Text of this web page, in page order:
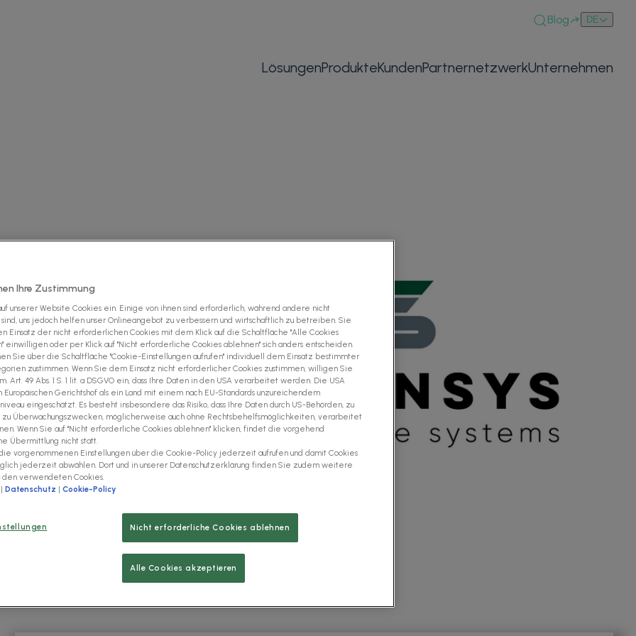
Blog DE
LösungenProdukteKundenPartnernetzwerkUnternehmen
zukunftssicher zu
Zone. Die Lösung
und sorgt für
Lieferkette.
für
das aus einem
ist, beschäftigt weltweit
in Europa,
Ihre Zustimmung
unserer Website Cookies ein. Einige von ihnen sind erforderlich, während andere nicht
uns jedoch helfen unser Onlineangebot zu verbessern und wirtschaftlich zu betreiben. Sie
Einsatz der nicht erforderlichen Cookies mit dem Klick auf die Schaltfläche "Alle Cookies
einwilligen oder per Klick auf "Nicht erforderliche Cookies ablehnen" sich anders entscheiden.
Sie über die Schaltfläche "Cookie-Einstellungen aufrufen" individuell dem Einsatz bestimmter
zustimmen. Wenn Sie dem Einsatz nicht erforderlicher Cookies zustimmen, willigen Sie
Art. 49 Abs. 1 S. 1 lit. a DSGVO ein, dass Ihre Daten in den USA verarbeitet werden. Die USA
Gerichtshof als ein Land mit einem nach EU-Standards unzureichendem
eingeschätzt. Es besteht insbesondere das Risiko, dass Ihre Daten durch US-Behörden, zu
zu Überwachungszwecken, möglicherweise auch ohne Rechtsbehelfsmöglichkeiten, verarbeitet
Wenn Sie auf "Nicht erforderliche Cookies ablehnen" klicken, findet die vorgehend
Übermittlung nicht statt.
vorgenommenen Einstellungen über die Cookie-Policy jederzeit aufrufen und damit Cookies
jederzeit abwählen. Dort und in unserer Datenschutzerklärung finden Sie zudem weitere
den verwendeten Cookies.
| Datenschutz | Cookie-Policy
Nicht erforderliche Cookies ablehnen
Alle Cookies akzeptieren